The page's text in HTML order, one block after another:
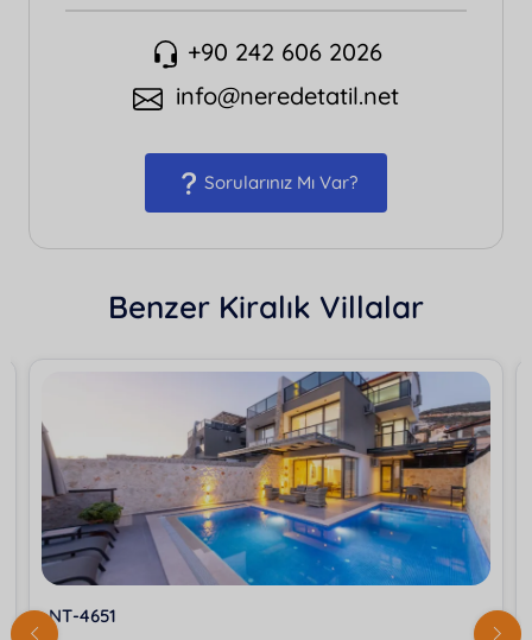
+90 242 606 2026
info@neredetatil.net
Sorularınız Mı Var?
Benzer Kiralık Villalar
NT-4651